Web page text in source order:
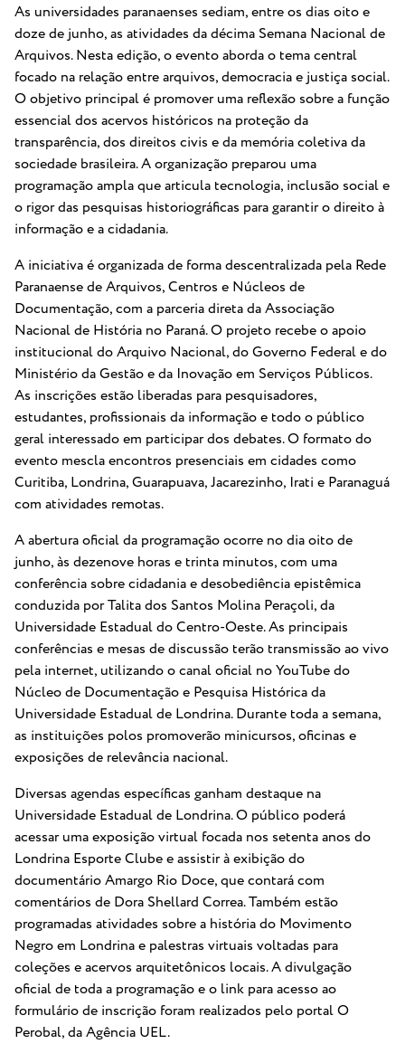
As universidades paranaenses sediam, entre os dias oito e
doze de junho, as atividades da décima Semana Nacional de
Arquivos. Nesta edição, o evento aborda o tema central
focado na relação entre arquivos, democracia e justiça social.
O objetivo principal é promover uma reflexão sobre a função
essencial dos acervos históricos na proteção da
transparência, dos direitos civis e da memória coletiva da
sociedade brasileira. A organização preparou uma
programação ampla que articula tecnologia, inclusão social e
o rigor das pesquisas historiográficas para garantir o direito à
informação e a cidadania.
A iniciativa é organizada de forma descentralizada pela Rede
Paranaense de Arquivos, Centros e Núcleos de
Documentação, com a parceria direta da Associação
Nacional de História no Paraná. O projeto recebe o apoio
institucional do Arquivo Nacional, do Governo Federal e do
Ministério da Gestão e da Inovação em Serviços Públicos.
As inscrições estão liberadas para pesquisadores,
estudantes, profissionais da informação e todo o público
geral interessado em participar dos debates. O formato do
evento mescla encontros presenciais em cidades como
Curitiba, Londrina, Guarapuava, Jacarezinho, Irati e Paranaguá
com atividades remotas.
A abertura oficial da programação ocorre no dia oito de
junho, às dezenove horas e trinta minutos, com uma
conferência sobre cidadania e desobediência epistêmica
conduzida por Talita dos Santos Molina Peraçoli, da
Universidade Estadual do Centro-Oeste. As principais
conferências e mesas de discussão terão transmissão ao vivo
pela internet, utilizando o canal oficial no YouTube do
Núcleo de Documentação e Pesquisa Histórica da
Universidade Estadual de Londrina. Durante toda a semana,
as instituições polos promoverão minicursos, oficinas e
exposições de relevância nacional.
Diversas agendas específicas ganham destaque na
Universidade Estadual de Londrina. O público poderá
acessar uma exposição virtual focada nos setenta anos do
Londrina Esporte Clube e assistir à exibição do
documentário Amargo Rio Doce, que contará com
comentários de Dora Shellard Correa. Também estão
programadas atividades sobre a história do Movimento
Negro em Londrina e palestras virtuais voltadas para
coleções e acervos arquitetônicos locais. A divulgação
oficial de toda a programação e o link para acesso ao
formulário de inscrição foram realizados pelo portal O
Perobal, da Agência UEL.